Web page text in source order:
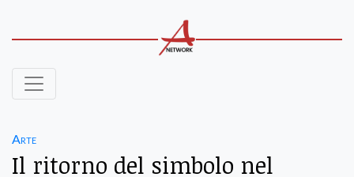
Arte
Il ritorno del simbolo nel